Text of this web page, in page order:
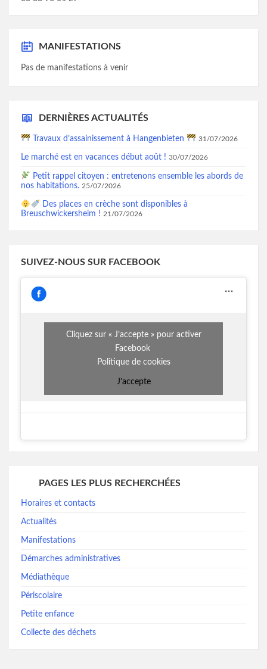
MANIFESTATIONS
Pas de manifestations à venir
DERNIÈRES ACTUALITÉS
Travaux d’assainissement à Hangenbieten 31/07/2026
Le marché est en vacances début août ! 30/07/2026
Petit rappel citoyen : entretenons ensemble les abords de
nos habitations. 25/07/2026
Des places en crèche sont disponibles à
Breuschwickersheim ! 21/07/2026
SUIVEZ-NOUS SUR FACEBOOK
Cliquez sur « J’accepte » pour activer
Facebook
Politique de cookies
J’accepte
PAGES LES PLUS RECHERCHÉES
Horaires et contacts
Actualités
Manifestations
Démarches administratives
Médiathèque
Périscolaire
Petite enfance
Collecte des déchets